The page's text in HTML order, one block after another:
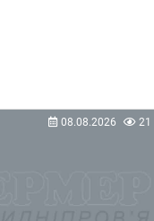
08.08.2026 21